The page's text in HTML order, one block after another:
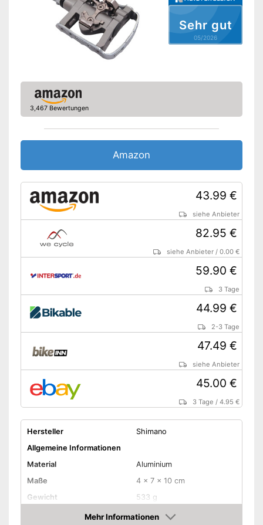
Sicherheitsreflektoren
Gut abgesichert dank
Sicherheitsreflektoren
Amazon Lieferzeit
Sehr gut
05/2026
3,467 Bewertungen
Amazon
43.99 €
siehe Anbieter
82.95 €
siehe Anbieter /0.00 €
59.90 €
3 Tage
44.99 €
2-3 Tage
47.49 €
siehe Anbieter
45.00 €
3 Tage /4.95 €
Hersteller
Shimano
Allgemeine Informationen
Material
Aluminium
Maße
4 x 7 x 10 cm
Gewicht
533 g
Erhältliche Farben
-
Mehr Informationen